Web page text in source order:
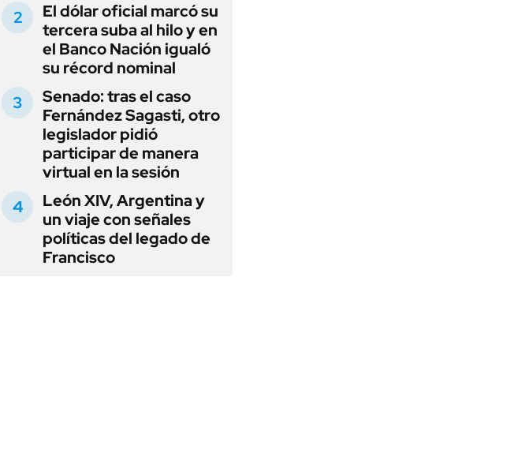
El dólar oficial marcó su
tercera suba al hilo y en
el Banco Nación igualó
su récord nominal
Senado: tras el caso
Fernández Sagasti, otro
legislador pidió
participar de manera
virtual en la sesión
León XIV, Argentina y
un viaje con señales
políticas del legado de
Francisco